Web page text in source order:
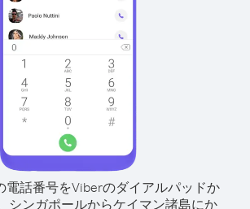
電話番号をViberのダイアルパッドか
シンガポールからケイマン諸島にか